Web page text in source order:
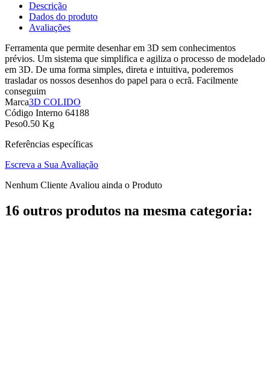
Descrição
Dados do produto
Avaliações
Ferramenta que permite desenhar em 3D sem conhecimentos
prévios. Um sistema que simplifica e agiliza o processo de modelado
em 3D. De uma forma simples, direta e intuitiva, poderemos
trasladar os nossos desenhos do papel para o ecrã. Facilmente
conseguim
Marca3D COLIDO
Código Interno 64188
Peso0.50 Kg
Referências específicas
Escreva a Sua Avaliação
Nenhum Cliente Avaliou ainda o Produto
16 outros produtos na mesma categoria: